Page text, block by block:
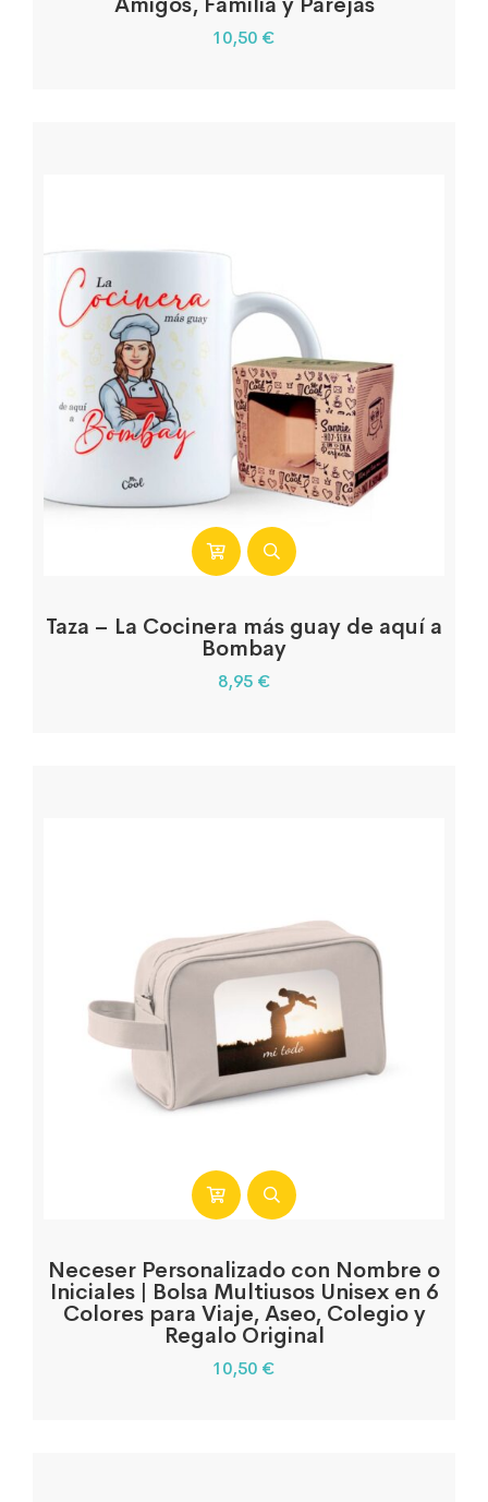
10,50 €
Taza – La Cocinera más guay de aquí a
Bombay
8,95 €
Neceser Personalizado con Nombre o
Iniciales | Bolsa Multiusos Unisex en 6
Colores para Viaje, Aseo, Colegio y
Regalo Original
10,50 €